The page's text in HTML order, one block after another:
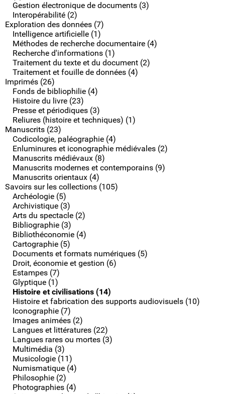
Gestion électronique de documents (3)
Interopérabilité (2)
Exploration des données (7)
Intelligence artificielle (1)
Méthodes de recherche documentaire (4)
Recherche d'informations (1)
Traitement du texte et du document (2)
Traitement et fouille de données (4)
Imprimés (26)
Fonds de bibliophilie (4)
Histoire du livre (23)
Presse et périodiques (3)
Reliures (histoire et techniques) (1)
Manuscrits (23)
Codicologie, paléographie (4)
Enluminures et iconographie médiévales (2)
Manuscrits médiévaux (8)
Manuscrits modernes et contemporains (9)
Manuscrits orientaux (4)
Savoirs sur les collections (105)
Archéologie (5)
Archivistique (3)
Arts du spectacle (2)
Bibliographie (3)
Bibliothéconomie (4)
Cartographie (5)
Documents et formats numériques (5)
Droit, économie et gestion (6)
Estampes (7)
Glyptique (1)
Histoire et civilisations (14)
Histoire et fabrication des supports audiovisuels (10)
Iconographie (7)
Images animées (2)
Langues et littératures (22)
Langues rares ou mortes (3)
Multimédia (3)
Musicologie (11)
Numismatique (4)
Philosophie (2)
Photographies (4)